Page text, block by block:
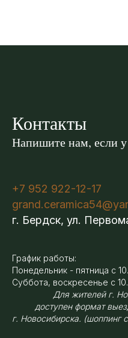
Контакты
Напишите нам, если у
+7 952 922-12-17
г. Бердск, ул.
График работы:
Понедельник - пятница с
Суббота, воскресенье с
Для жителей г.
доступен формат
г. Новосибирска. (шоппинг